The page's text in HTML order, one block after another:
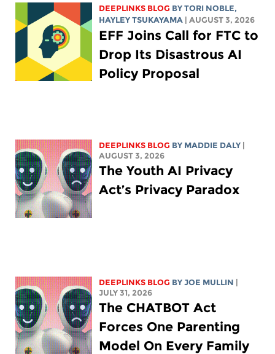
DEEPLINKS BLOG BYTORI NOBLE,
HAYLEY TSUKAYAMA | AUGUST 3, 2026
EFF Joins Call for FTC to
Drop Its Disastrous AI
Policy Proposal
DEEPLINKS BLOG BY MADDIE DALY |
AUGUST 3, 2026
The Youth AI Privacy
Act’s Privacy Paradox
DEEPLINKS BLOG BYJOE MULLIN |
JULY 31, 2026
The CHATBOT Act
Forces One Parenting
Model On Every Family